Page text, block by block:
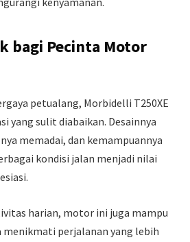
bagi Pecinta Motor
petualang, Morbidelli T250XE
yang sulit diabaikan. Desainnya
memadai, dan kemampuannya
kondisi jalan menjadi nilai
harian, motor ini juga mampu
menikmati perjalanan yang lebih